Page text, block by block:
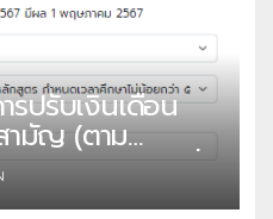
ปรับเงินเดือน
ามัญ (ตาม
าในประเทศ) ที่
คม 2567 มีผล 1